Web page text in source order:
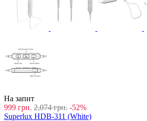
На запит
999 грн. 2,074 грн. -52%
Superlux HDB-311 (White)